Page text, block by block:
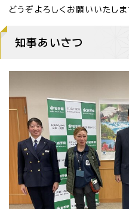
どうぞよろしくお願いいたしま
知事あいさつ